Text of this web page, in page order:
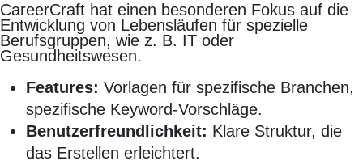
CareerCraft hat einen besonderen Fokus auf die
Entwicklung von Lebensläufen für spezielle
Berufsgruppen, wie z. B. IT oder
Gesundheitswesen.
Features: Vorlagen für spezifische Branchen,
spezifische Keyword-Vorschläge.
Benutzerfreundlichkeit: Klare Struktur, die
das Erstellen erleichtert.